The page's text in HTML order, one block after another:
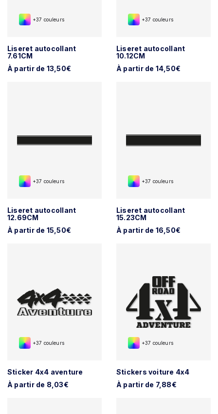
+37 couleurs
Liseret autocollant
7.61CM
À partir de 13,50€
+37 couleurs
Liseret autocollant
10.12CM
À partir de 14,50€
+37 couleurs
Liseret autocollant
12.69CM
À partir de 15,50€
+37 couleurs
Liseret autocollant
15.23CM
À partir de 16,50€
+37 couleurs
Sticker 4x4 aventure
À partir de 8,03€
+37 couleurs
Stickers voiture 4x4
À partir de 7,88€